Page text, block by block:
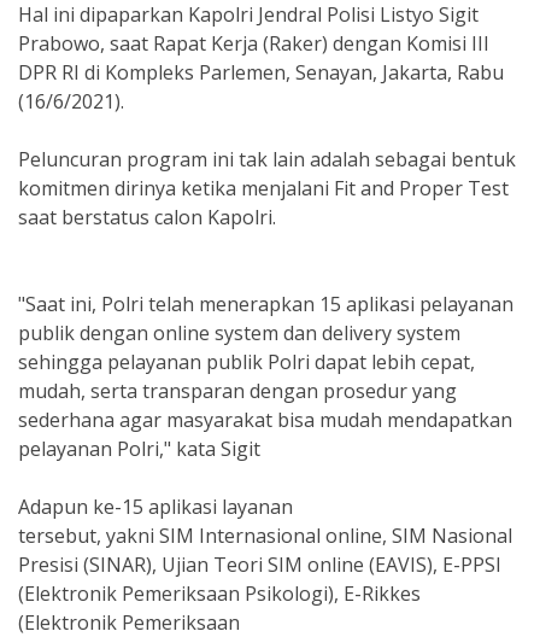
Hal ini dipaparkan Kapolri Jendral Polisi Listyo Sigit
Prabowo, saat Rapat Kerja (Raker) dengan Komisi III
DPR RI di Kompleks Parlemen, Senayan, Jakarta, Rabu
(16/6/2021).
Peluncuran program ini tak lain adalah sebagai bentuk
komitmen dirinya ketika menjalani Fit and Proper Test
saat berstatus calon Kapolri.
"Saat ini, Polri telah menerapkan 15 aplikasi pelayanan
publik dengan online system dan delivery system
sehingga pelayanan publik Polri dapat lebih cepat,
mudah, serta transparan dengan prosedur yang
sederhana agar masyarakat bisa mudah mendapatkan
pelayanan Polri," kata Sigit
Adapun ke-15 aplikasi layanan
tersebut, yakni SIM Internasional online, SIM Nasional
Presisi (SINAR), Ujian Teori SIM online (EAVIS), E-PPSI
(Elektronik Pemeriksaan Psikologi), E-Rikkes
(Elektronik Pemeriksaan